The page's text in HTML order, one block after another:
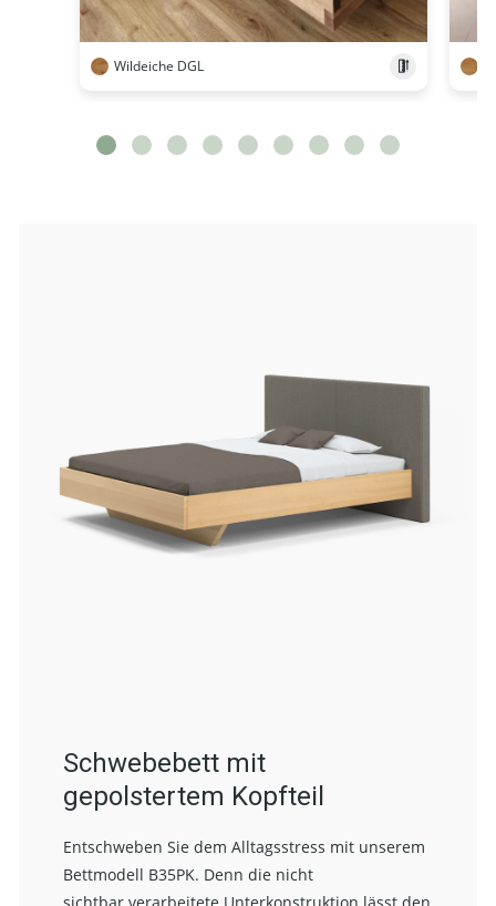
Wildeiche DGL
Schwebebett mit
gepolstertem Kopfteil
Entschweben Sie dem Alltagsstress mit unserem
Bettmodell B35PK. Denn die nicht